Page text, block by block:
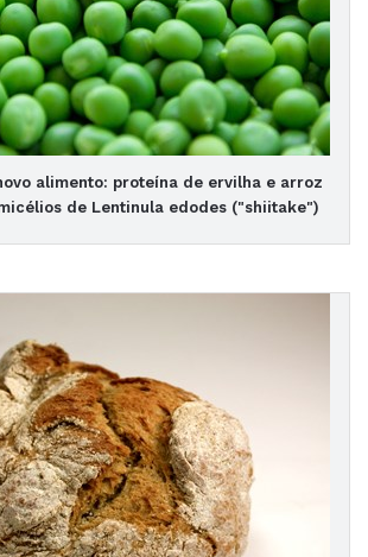
alimento: proteína de ervilha e arroz
de Lentinula edodes ("shiitake")